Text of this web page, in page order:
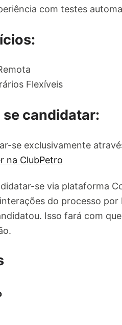
com testes
Flexíveis
se candidatar:
se exclusivamente
na ClubPetro
se via plataforma
do processo por
Isso fará com